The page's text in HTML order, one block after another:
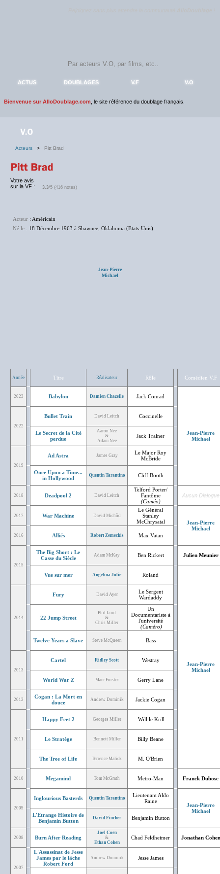
ACTUS DOUBLAGES V.F V.O
Bienvenue sur AlloDoublage.com , le site référence du doublage français.
Acteurs > Pitt Brad
Votre avis
sur la VF :
3.3/5 (416 notes)
Acteur : Américain
Né le : 18 Décembre 1963 à Shawnee, Oklahoma (Etats-Unis)
Jean-Pierre
Michael
Année Titre Réalisateur Rôle Comédien V.F
2023 Babylon Damien Chazelle Jack Conrad
Jean-Pierre
Michael
2022
Bullet Train David Leitch Coccinelle
Le Secret de la Cité
perdue
Aaron Nee
&
Adam Nee
Jack Trainer
2019
Ad Astra James Gray
Le Major Roy
McBride
Once Upon a Time...
in Hollywood
Quentin Tarantino Cliff Booth
2018 Deadpool 2 David Leitch
Telford Porter/
Fantôme
(Caméo)
Aucun Dialogue
2017 War Machine David Michôd
Le Général
Stanley
McChrysatal
Jean-Pierre
Michael
2016 Alliés Robert Zemeckis Max Vatan
2015
The Big Short : Le
Casse du Siècle
Adam McKay Ben Rickert Julien Meunier
Vue sur mer Angelina Jolie Roland
Jean-Pierre
Michael
2014
Fury David Ayer
Le Sergent
Wardaddy
22 Jump Street
Phil Lord
&
Chris Miller
Un
Documentariste à
l'université
(Caméro)
Twelve Years a Slave Steve McQueen Bass
2013
Cartel Ridley Scott Westray
World War Z Marc Forster Gerry Lane
2012
Cogan : La Mort en
douce
Andrew Dominik Jackie Cogan
2011
Happy Feet 2 Georges Miller Will le Krill
Le Stratège Bennett Miller Billy Beane
The Tree of Life Terrence Malick M. O'Brien
2010 Megamind Tom McGrath Metro-Man Franck Dubosc
2009
Inglourious Basterds Quentin Tarantino
Lieutenant Aldo
Raine
Jean-Pierre
Michael
L'Etrange Histoire de
Benjamin Button
David Fincher Benjamin Button
2008 Burn After Reading
Joel Coen
&
Ethan Cohen
Chad Feldheimer Jonathan Cohen
2007
L'Assassinat de Jesse
James par le lâche
Robert Ford
Andrew Dominik Jesse James